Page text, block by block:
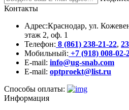
Контакты
Адрес:Краснодар, ул.
этаж 2, оф. 1
Телефон: 8 (861) 238-21-22,
Мобильный: +7 (918) 008-02-
E-mail: info@ug-snab.com
E-mail: optproekt@list.ru
Способы оплаты:
Информация